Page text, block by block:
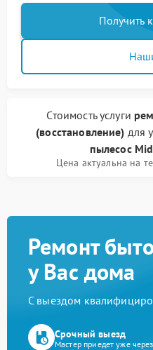
Получить
Стоимость услуги
(восстановление) для
пылесос
Цена актуальна на
Ремонт
у Вас дома
С выездом
Срочный выезд
Мастер приедет уже